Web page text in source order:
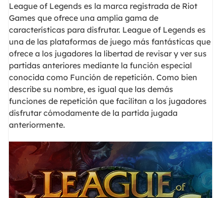
League of Legends es la marca registrada de Riot
Games que ofrece una amplia gama de
características para disfrutar. League of Legends es
una de las plataformas de juego más fantásticas que
ofrece a los jugadores la libertad de revisar y ver sus
partidas anteriores mediante la función especial
conocida como Función de repetición. Como bien
describe su nombre, es igual que las demás
funciones de repetición que facilitan a los jugadores
disfrutar cómodamente de la partida jugada
anteriormente.